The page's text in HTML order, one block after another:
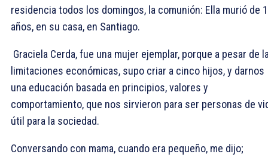
residencia todos los domingos, la comunión: Ella murió de
años, en su casa, en Santiago.
Graciela Cerda, fue una mujer ejemplar, porque a pesar de
limitaciones económicas, supo criar a cinco hijos, y darnos
una educación basada en principios, valores y
comportamiento, que nos sirvieron para ser personas de
útil para la sociedad.
Conversando con mama, cuando era pequeño, me dijo;